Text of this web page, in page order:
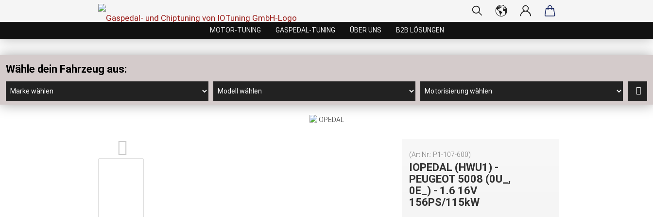
MOTOR-TUNING GASPEDAL-TUNING ÜBER UNS B2B LÖSUNGEN
Wähle dein Fahrzeug aus:
(Art.Nr.: P1-107-600)
IOPEDAL (HWU1) -
PEUGEOT 5008 (0U_,
0E_) - 1.6 16V
156PS/115kW